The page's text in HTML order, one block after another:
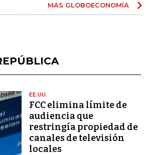
MÁS GLOBOECONOMÍA
EE.UU.
FCC elimina límite de
audiencia que
restringía propiedad de
canales de televisión
locales